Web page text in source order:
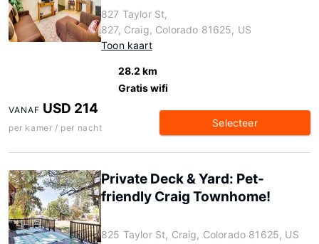
827 Taylor St,
827, Craig, Colorado 81625, US
Toon kaart
28.2 km
Gratis wifi
VANAF USD 214
per kamer / per nacht Selecteer
Private Deck & Yard: Pet-
friendly Craig Townhome!
825 Taylor St, Craig, Colorado 81625, US